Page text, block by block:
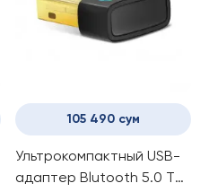
105 490 сум
Ультрокомпактный USB-
адаптер Blutooth 5.0 Tp-